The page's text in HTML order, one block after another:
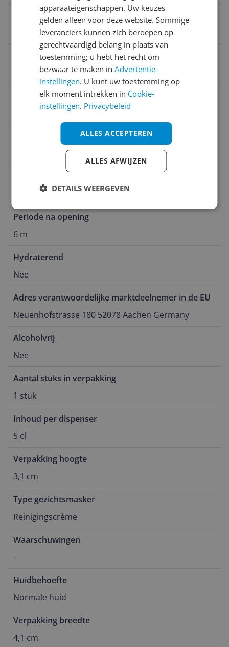
Hypo-allergeen
Exfolierend
Houdbaarheid periode na opening
Dermatologisch getest
Periode na opening
6 m
Hydraterend
Nee
Adres verantwoordelijke marktdeelnemer in de EU
Neuenhofstrasse 180 52078 Aachen Germany
Alcoholvrij
Nee
Aantal stuks in verpakking
1 stuk
Inhoud per dispenser
5 cl
Verpakking hoogte
3,1 cm
Type gezichtsmasker
Reinigingscrème
Waarschuwingen
-
Huidbehoefte
Normale huid
Verpakking breedte
4,1 cm
apparaateigenschappen. Uw keuzes
gelden alleen voor deze website. Sommige
leveranciers kunnen zich beroepen op
gerechtvaardigd belang in plaats van
toestemming; u hebt het recht om
bezwaar te maken inAdvertentie-
instellingen. U kunt uw toestemming op
elk moment intrekken in Cookie-
instellingen. Privacybeleid
ALLES ACCEPTEREN
ALLES AFWIJZEN
DETAILS WEERGEVEN